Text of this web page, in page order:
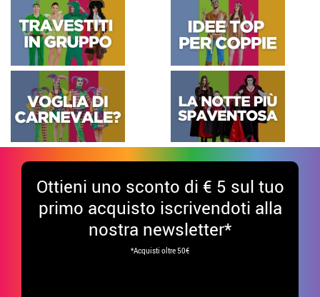
Ottieni uno sconto di € 5 sul tuo
primo acquisto iscrivendoti alla
nostra newsletter*
*Acquisti oltre 50€